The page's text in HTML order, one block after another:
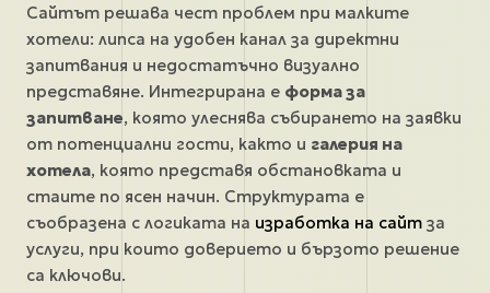
Сайтът решава чест проблем при малките
хотели: липса на удобен канал за директни
запитвания и недостатъчно визуално
представяне. Интегрирана е форма за
запитване, която улеснява събирането на заявки
от потенциални гости, както и галерия на
хотела, която представя обстановката и
стаите по ясен начин. Структурата е
съобразена с логиката на изработка на сайт за
услуги, при които доверието и бързото решение
са ключови.